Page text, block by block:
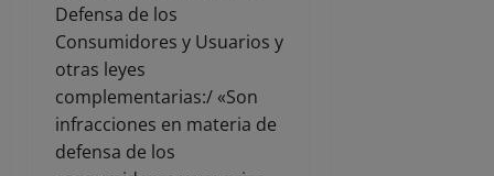
Defensa de los
Consumidores y Usuarios y
otras leyes
complementarias:/ «Son
infracciones en materia de
defensa de los